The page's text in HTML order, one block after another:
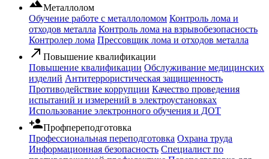
filter_hdrМеталлолом
Обучение работе с металлоломом Контроль лома и
отходов металла Контроль лома на взрывобезопасность
Контролер лома Прессовщик лома и отходов металла
call_made Повышение квалификации
Повышение квалификации Обслуживание медицинских
изделий Антитеррористическая защищенность
Противодействие коррупции Качество проведения
испытаний и измерений в электроустановках
Использование электронного обучения и ДОТ
person_addПрофпереподготовка
Профессиональная переподготовка Охрана труда
Информационная безопасность Специалист по